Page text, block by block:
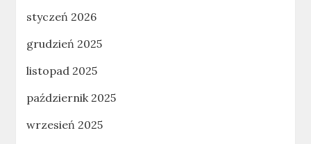
styczeń 2026
grudzień 2025
listopad 2025
październik 2025
wrzesień 2025